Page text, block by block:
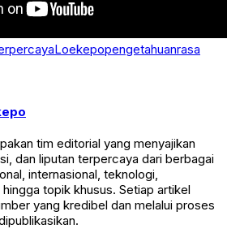
Loekepopengetahuanrasa
tim editorial yang menyajikan
dan liputan terpercaya dari berbagai
internasional, teknologi,
topik khusus. Setiap artikel
yang kredibel dan melalui proses